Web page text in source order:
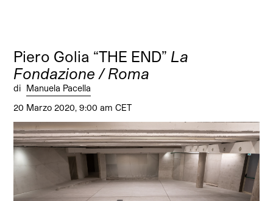
Piero Golia “THE END” La
Fondazione / Roma
di Manuela Pacella
20 Marzo 2020, 9:00 am CET